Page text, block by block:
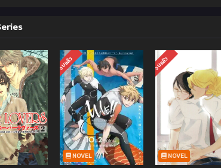
จบแล้ว
NOVEL
จบแล้ว
NOVEL